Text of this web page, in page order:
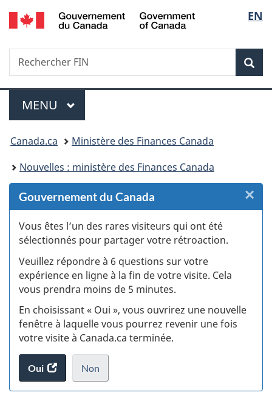
Passer
au
Passer
au
Passer
à
du
Passer
à
simplifiée
de
la
EN
Recherche
Rechercher
FIN
Menu
MENU PRINCIPAL
Vous
êtes
ici :
Canada.ca
Ministère des Finances Canada
Nouvelles : ministère des Finances Canada
Gouvernement du Canada
Vous êtes l’un des rares visiteurs qui ont été
sélectionnés pour partager votre rétroaction.
Veuillez répondre à 6 questions sur votre
expérience en ligne à la fin de votre visite. Cela
vous prendra moins de 5 minutes.
En choisissant « Oui », vous ouvrirez une nouvelle
fenêtre à laquelle vous pourrez revenir une fois
votre visite à Canada.ca terminée.
Oui
accéder
au
Non
je
.
×